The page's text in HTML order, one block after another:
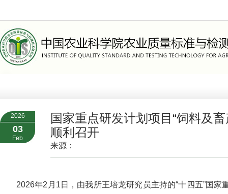
2026
03
Feb
国家重点研发计划项目“饲料及
顺利召开
来源：
2026年2月1日，由我所王培龙研究员主持的“十四五”国